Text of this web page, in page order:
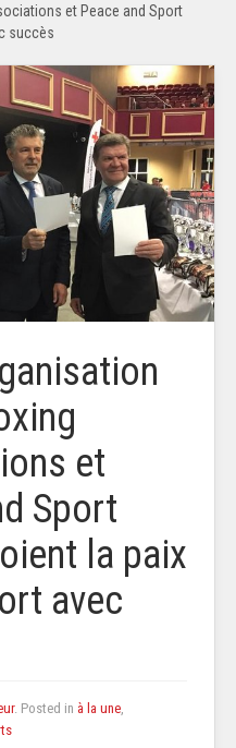
et Peace and Sport
succès
et
Sport
la paix
avec
. Posted in à la une